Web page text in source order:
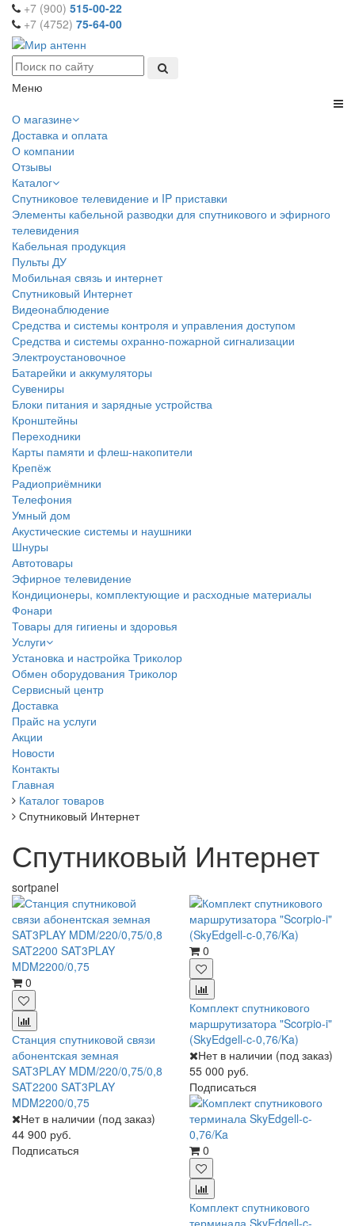
+7 (900) 515-00-22
+7 (4752) 75-64-00
Меню
О магазине
Доставка и оплата
О компании
Отзывы
Каталог
Спутниковое телевидение и IP приставки
Элементы кабельной разводки для спутникового и эфирного
телевидения
Кабельная продукция
Пульты ДУ
Мобильная связь и интернет
Спутниковый Интернет
Видеонаблюдение
Средства и системы контроля и управления доступом
Средства и системы охранно-пожарной сигнализации
Электроустановочное
Батарейки и аккумуляторы
Сувениры
Блоки питания и зарядные устройства
Кронштейны
Переходники
Карты памяти и флеш-накопители
Крепёж
Радиоприёмники
Телефония
Умный дом
Акустические системы и наушники
Шнуры
Автотовары
Эфирное телевидение
Кондиционеры, комплектующие и расходные материалы
Фонари
Товары для гигиены и здоровья
Услуги
Установка и настройка Триколор
Обмен оборудования Триколор
Сервисный центр
Доставка
Прайс на услуги
Акции
Новости
Контакты
Главная
Каталог товаров
Спутниковый Интернет
Спутниковый Интернет
sortpanel
0
Станция спутниковой связи
абонентская земная
SAT3PLAY MDM/220/0,75/0,8
SAT2200 SAT3PLAY
MDM2200/0,75
Нет в наличии (под заказ)
44 900 руб.
Подписаться
0
Комплект спутникового
маршрутизатора "Scorpio-i"
(SkyEdgell-c-0,76/Ka)
Нет в наличии (под заказ)
55 000 руб.
Подписаться
0
Комплект спутникового
терминала SkyEdgell-c-